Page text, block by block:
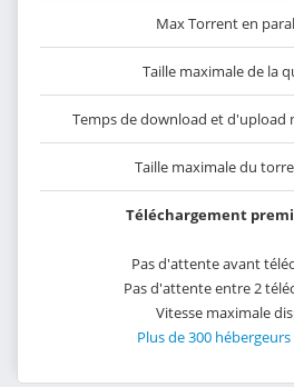
Max Torrent en
Taille maximale de la
Temps de download et d'upload
Taille maximale du
Téléchargement
Pas d'attente avant
Pas d'attente entre 2
Vitesse maximale
Plus de 300